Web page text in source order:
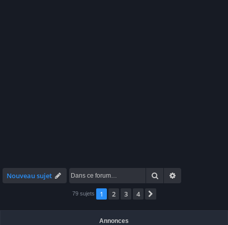
Nouveau sujet Rechercher
79 sujets 1 2 3 4
Annonces